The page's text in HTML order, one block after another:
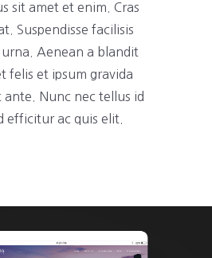
sit amet et enim. Cras
Suspendisse facilisis
Aenean a blandit
felis et ipsum gravida
Nunc nec tellus id
efficitur ac quis elit.